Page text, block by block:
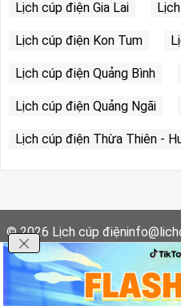
Lịch cúp điện Gia Lai
Lịch cúp điện Kon Tum
Lịch cúp điện Quảng Bình
Lịch cúp điện Quảng Ngãi
Lịch cúp điện Thừa Thiên -
© 2026 Lịch cúp điện
Giới thiệu Điều khoản dịch vụ
Cập nhật lịch cúp điện nhanh